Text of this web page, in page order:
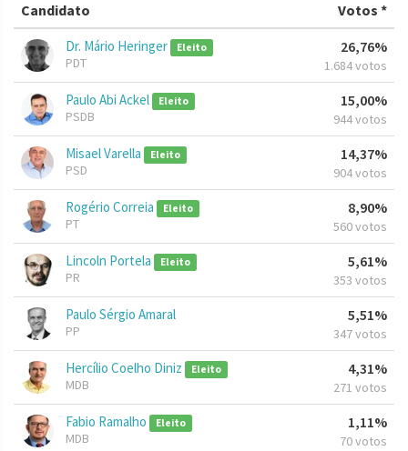
Candidato Votos *
Dr. Mário Heringer Eleito
PDT
26,76%
1.684 votos
Paulo Abi Ackel Eleito
PSDB
15,00%
944 votos
Misael Varella Eleito
PSD
14,37%
904 votos
Rogério Correia Eleito
PT
8,90%
560 votos
Lincoln Portela Eleito
PR
5,61%
353 votos
Paulo Sérgio Amaral
PP
5,51%
347 votos
Hercílio Coelho Diniz Eleito
MDB
4,31%
271 votos
Fabio Ramalho Eleito
MDB
1,11%
70 votos